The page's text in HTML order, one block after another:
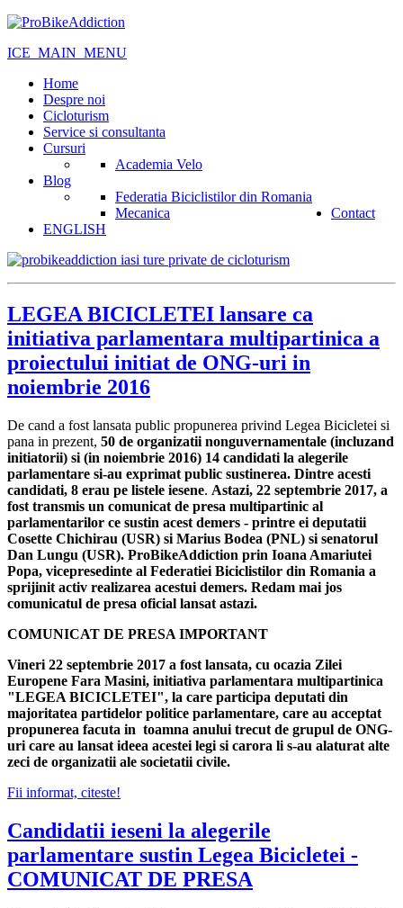
ICE_MAIN_MENU
Home
Despre noi
Cicloturism
Service si consultanta
Cursuri
Academia Velo
Blog
Federatia Biciclistilor din Romania
Mecanica
Contact
ENGLISH
LEGEA BICICLETEI lansare ca
initiativa parlamentara multipartinica a
proiectului initiat de ONG-uri in
noiembrie 2016
De cand a fost lansata public propunerea privind Legea Bicicletei si
pana in prezent, 50 de organizatii nonguvernamentale (incluzand
initiatorii) si (in noiembrie 2016) 14 candidati la alegerile
parlamentare si-au exprimat public sustinerea. Dintre acesti
candidati, 8 erau pe listele iesene. Astazi, 22 septembrie 2017, a
fost transmis un comunicat de presa multipartinic al
parlamentarilor ce sustin acest demers - printre ei deputatii
Cosette Chichirau (USR) si Marius Bodea (PNL) si senatorul
Dan Lungu (USR). ProBikeAddiction prin Ioana Amariutei
Popa, vicepresedinte al Federatiei Biciclistilor din Romania a
sprijinit activ realizarea acestui demers. Redam mai jos
comunicatul de presa oficial lansat astazi.
COMUNICAT DE PRESA IMPORTANT
Vineri 22 septembrie 2017 a fost lansata, cu ocazia Zilei
Europene Fara Masini, initiativa parlamentara multipartinica
"LEGEA BICICLETEI", la care participa deputati din
majoritatea partidelor politice parlamentare, care au acceptat
propunerea facuta in toamna anului trecut de grupul de ONG-
uri care au lansat ideea acestei legi si carora li s-au alaturat alte
zeci de organizatii ale societatii civile.
Fii informat, citeste!
Candidatii ieseni la alegerile
parlamentare sustin Legea Bicicletei -
COMUNICAT DE PRESA